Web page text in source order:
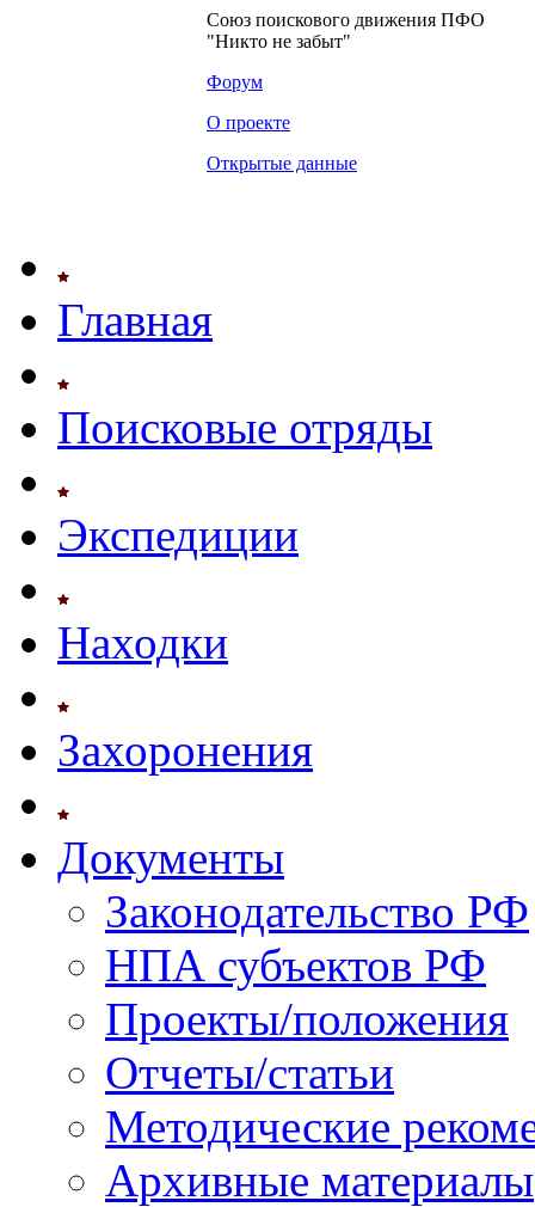
Союз поискового движения ПФО
"Никто не забыт"
Форум
О проекте
Открытые данные
Главная
Поисковые отряды
Экспедиции
Находки
Захоронения
Документы
Законодательство РФ
НПА субъектов РФ
Проекты/положения
Отчеты/статьи
Методические
Архивные материалы